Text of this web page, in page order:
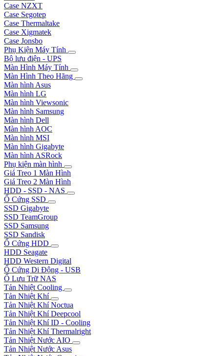
Case NZXT
Case Segotep
Case Thermaltake
Case Xigmatek
Case Jonsbo
Phụ Kiện Máy Tính
Bộ lưu điện - UPS
Màn Hình Máy Tính
Màn Hình Theo Hãng
Màn hình Asus
Màn hình LG
Màn hình Viewsonic
Màn hình Samsung
Màn hình Dell
Màn hình AOC
Màn hình MSI
Màn hình Gigabyte
Màn hình ASRock
Phụ kiện màn hình
Giá Treo 1 Màn Hình
Giá Treo 2 Màn Hình
HDD - SSD - NAS
Ổ Cứng SSD
SSD Gigabyte
SSD TeamGroup
SSD Samsung
SSD Sandisk
Ổ Cứng HDD
HDD Seagate
HDD Western Digital
Ổ Cứng Di Động - USB
Ổ Lưu Trữ NAS
Tản Nhiệt Cooling
Tản Nhiệt Khí
Tản Nhiệt Khí Noctua
Tản Nhiệt Khí Deepcool
Tản Nhiệt Khí ID - Cooling
Tản Nhiệt Khí Thermalright
Tản Nhiệt Nước AIO
Tản Nhiệt Nước Asus